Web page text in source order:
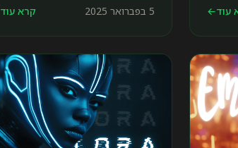
עוד← 5 בפברואר 2025 קרא עוד